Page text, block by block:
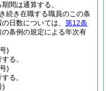
間は通算する。
続き在職する職員のこの条
日数については、 第12条
条例の規定による年次有
)
る。
)
る。
)